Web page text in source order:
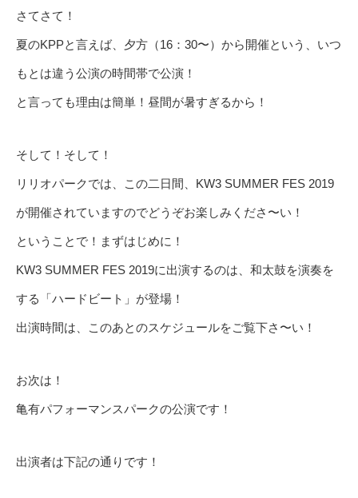
さてさて！
夏のKPPと言えば、夕方（16：30〜）から開催という、いつ
もとは違う公演の時間帯で公演！
と言っても理由は簡単！昼間が暑すぎるから！
そして！そして！
リリオパークでは、この二日間、KW3 SUMMER FES 2019
が開催されていますのでどうぞお楽しみくださ〜い！
ということで！まずはじめに！
KW3 SUMMER FES 2019に出演するのは、和太鼓を演奏を
する「ハードビート」が登場！
出演時間は、このあとのスケジュールをご覧下さ〜い！
お次は！
亀有パフォーマンスパークの公演です！
出演者は下記の通りです！